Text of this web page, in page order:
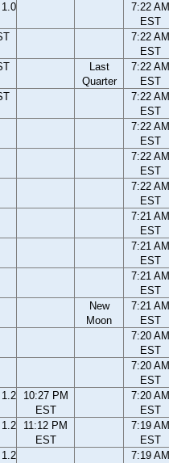
7:22 AM
EST
7:22 AM
EST
Last
Quarter
7:22 AM
EST
7:22 AM
EST
7:22 AM
EST
7:22 AM
EST
7:22 AM
EST
7:21 AM
EST
7:21 AM
EST
7:21 AM
EST
New
Moon
7:21 AM
EST
7:20 AM
EST
7:20 AM
EST
10:27 PM
EST
7:20 AM
EST
11:12 PM
EST
7:19 AM
EST
7:19 AM